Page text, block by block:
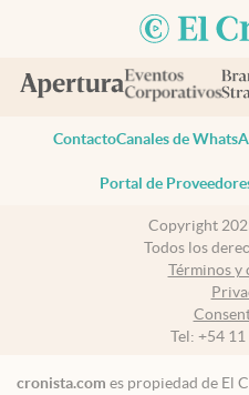
ContactoCanales de
Portal de
Copyright
Todos los
Términos y
Tel: +54
cronista.com es propiedad de El